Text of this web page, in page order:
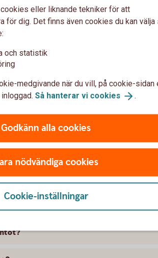
att hitta det
eller liknande tekniker för att
för dig. Det finns även cookies du kan välja
och statistik
medgivande när du vill, på cookie-sidan
Så hanterar vi cookies .
Godkänn alla cookies
nödvändiga cookies
Cookie-inställningar